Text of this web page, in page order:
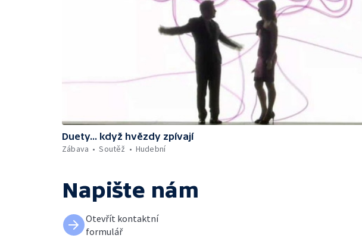
Duety... když hvězdy zpívají
Zábava
Soutěž Hudební
Napište nám
Otevřít kontaktní
formulář